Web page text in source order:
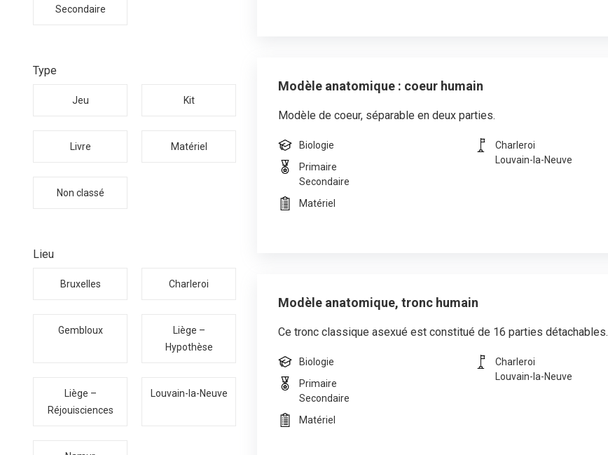
Secondaire
Type
Jeu Kit
Livre Matériel
Non classé
Lieu
Bruxelles Charleroi
Gembloux
Liège –
Hypothèse
Liège –
Réjouisciences
Louvain-la-Neuve
Modèle anatomique : coeur humain
Modèle de coeur, séparable en deux parties.
Biologie
Primaire
Secondaire
Matériel
Charleroi
Louvain-la-Neuve
Modèle anatomique, tronc humain
Ce tronc classique asexué est constitué de 16 parties détachables.
Biologie
Primaire
Secondaire
Matériel
Charleroi
Louvain-la-Neuve